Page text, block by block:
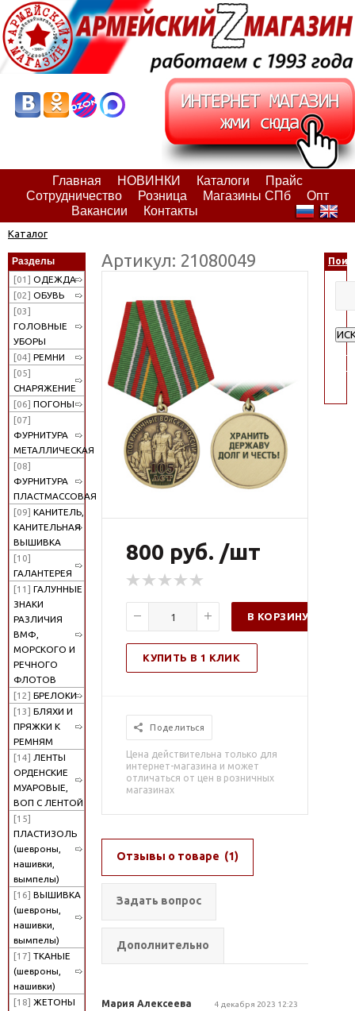
Главная НОВИНКИ Каталоги
Прайс
Сотрудничество
Розница Магазины СПб
Опт
Вакансии
Контакты
Каталог
Разделы
[01] ОДЕЖДА
[02] ОБУВЬ
[03]
ГОЛОВНЫЕ
УБОРЫ
[04] РЕМНИ
[05]
СНАРЯЖЕНИЕ
[06] ПОГОНЫ
[07]
ФУРНИТУРА
МЕТАЛЛИЧЕСКАЯ
[08]
ФУРНИТУРА
ПЛАСТМАССОВАЯ
[09] КАНИТЕЛЬ,
КАНИТЕЛЬНАЯ
ВЫШИВКА
[10]
ГАЛАНТЕРЕЯ
[11] ГАЛУННЫЕ
ЗНАКИ
РАЗЛИЧИЯ
ВМФ,
МОРСКОГО И
РЕЧНОГО
ФЛОТОВ
[12] БРЕЛОКИ
[13] БЛЯХИ И
ПРЯЖКИ К
РЕМНЯМ
[14] ЛЕНТЫ
ОРДЕНСКИЕ
МУАРОВЫЕ,
ВОП С ЛЕНТОЙ
[15]
ПЛАСТИЗОЛЬ
(шевроны,
нашивки,
вымпелы)
[16] ВЫШИВКА
(шевроны,
нашивки,
вымпелы)
[17] ТКАНЫЕ
(шевроны,
нашивки)
[18] ЖЕТОНЫ
Артикул: 21080049
800 руб. /шт
В КОРЗИНУ
КУПИТЬ В 1 КЛИК
Поделиться
Цена действительна только для
интернет-магазина и может
отличаться от цен в розничных
магазинах
Отзывы о товаре (1)
Задать вопрос
Дополнительно
Мария Алексеева 4 декабря 2023 12:23